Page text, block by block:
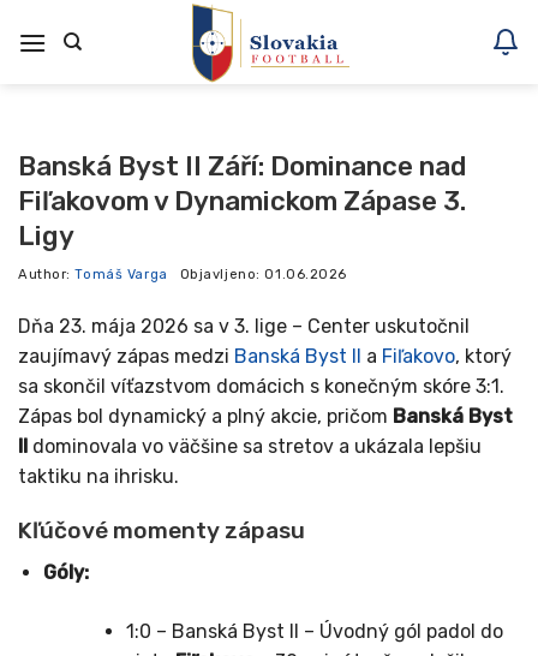
na
Banská Byst II Září: Dominance nad
Fiľakovom v Dynamickom Zápase 3.
Ligy
Author:Tomáš Varga Objavljeno:01.06.2026
Dňa 23. mája 2026 sa v 3. lige – Center uskutočnil
zaujímavý zápas medzi Banská Byst II a Fiľakovo, ktorý
sa skončil víťazstvom domácich s konečným skóre 3:1.
Zápas bol dynamický a plný akcie, pričom Banská Byst
II dominovala vo väčšine sa stretov a ukázala lepšiu
taktiku na ihrisku.
Kľúčové momenty zápasu
Góly:
1:0 – Banská Byst II – Úvodný gól padol do